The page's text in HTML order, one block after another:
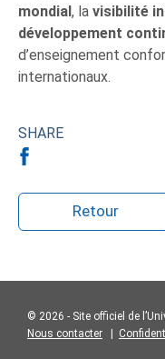
mondial , la visibilité
développement
d’enseignement
internationaux.
SHARE
Retour
© 2026 - Site officiel de
Nous contacter